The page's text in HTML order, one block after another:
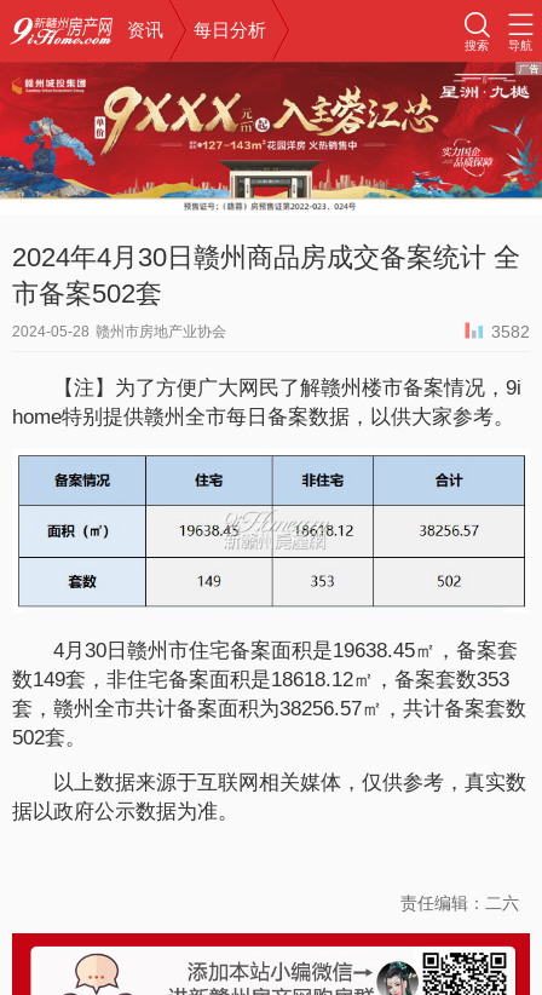
资讯 每日分析
搜索 导航
2024年4月30日赣州商品房成交备案统计 全
市备案502套
2024-05-28 赣州市房地产业协会 3582
【注】为了方便广大网民了解赣州楼市备案情况，9i
home特别提供赣州全市每日备案数据，以供大家参考。
4月30日赣州市住宅备案面积是19638.45㎡，备案套
数149套，非住宅备案面积是18618.12㎡，备案套数353
套，赣州全市共计备案面积为38256.57㎡，共计备案套数
502套。
以上数据来源于互联网相关媒体，仅供参考，真实数
据以政府公示数据为准。
责任编辑：二六